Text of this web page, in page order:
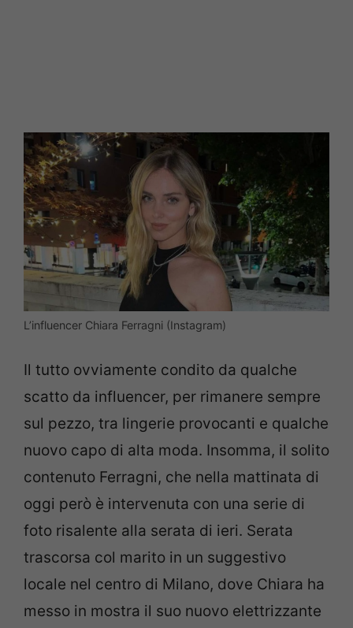
L’influencer Chiara Ferragni (Instagram)
Il tutto ovviamente condito da qualche
scatto da influencer, per rimanere sempre
sul pezzo, tra lingerie provocanti e qualche
nuovo capo di alta moda. Insomma, il solito
contenuto Ferragni, che nella mattinata di
oggi però è intervenuta con una serie di
foto risalente alla serata di ieri. Serata
trascorsa col marito in un suggestivo
locale nel centro di Milano, dove Chiara ha
messo in mostra il suo nuovo elettrizzante